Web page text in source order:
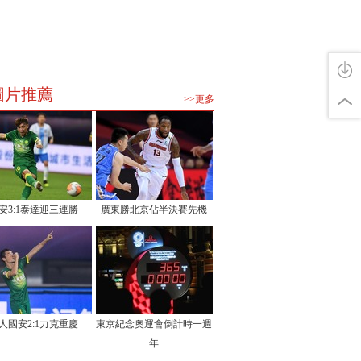
片推薦 >>更多
3:1泰達迎三連勝 廣東勝北京佔半決賽先機
國安2:1力克重慶
東京紀念奧運會倒計時一週
年